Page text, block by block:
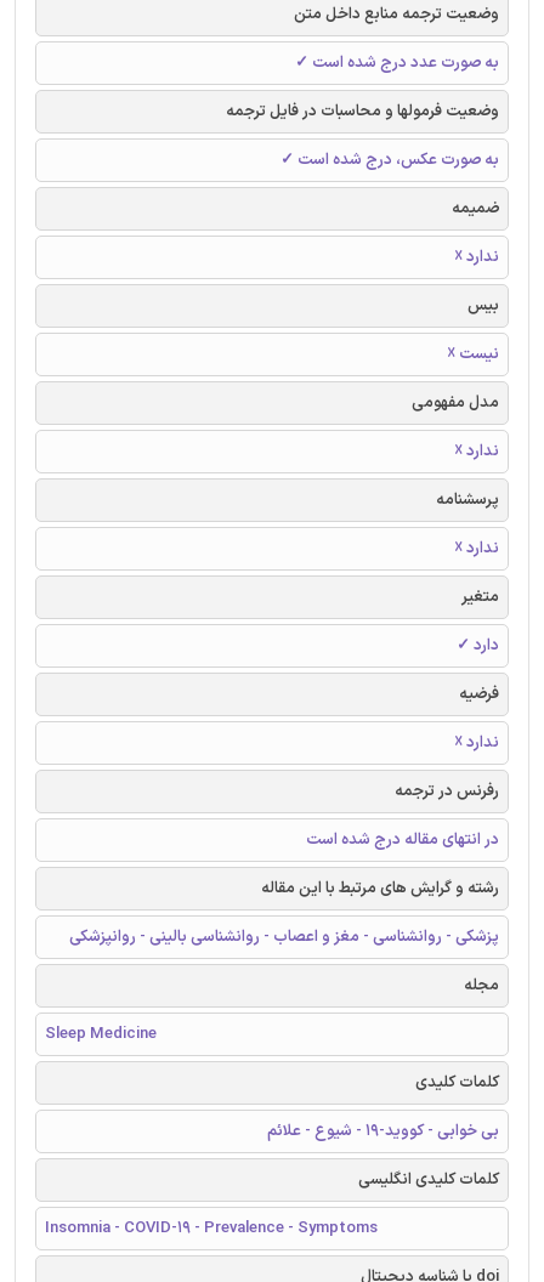
وضعیت ترجمه منابع داخل متن
به صورت عدد درج شده است ✓
وضعیت فرمولها و محاسبات در فایل ترجمه
به صورت عکس، درج شده است ✓
ضمیمه
ندارد ☓
بیس
نیست ☓
مدل مفهومی
ندارد ☓
پرسشنامه
ندارد ☓
متغیر
دارد ✓
فرضیه
ندارد ☓
رفرنس در ترجمه
در انتهای مقاله درج شده است
رشته و گرایش های مرتبط با این مقاله
پزشکی - روانشناسی - مغز و اعصاب - روانشناسی بالینی - روانپزشکی
مجله
Sleep Medicine
کلمات کلیدی
بی خوابی - کووید-19 - شیوع - علائم
کلمات کلیدی انگلیسی
Insomnia - COVID-19 - Prevalence - Symptoms
doi یا شناسه دیجیتال